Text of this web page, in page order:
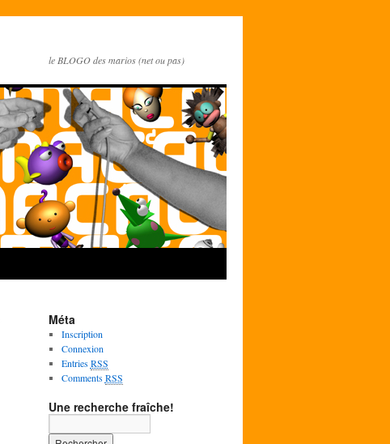
le BLOGO des marios (net ou pas)
Méta
Inscription
Connexion
EntriesRSS
CommentsRSS
Une recherche fraîche!